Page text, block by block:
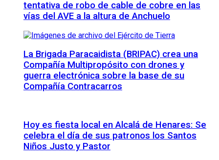
tentativa de robo de cable de cobre en las
vías del AVE a la altura de Anchuelo
La Brigada Paracaidista (BRIPAC) crea una
Compañía Multipropósito con drones y
guerra electrónica sobre la base de su
Compañía Contracarros
Hoy es fiesta local en Alcalá de Henares: Se
celebra el día de sus patronos los Santos
Niños Justo y Pastor